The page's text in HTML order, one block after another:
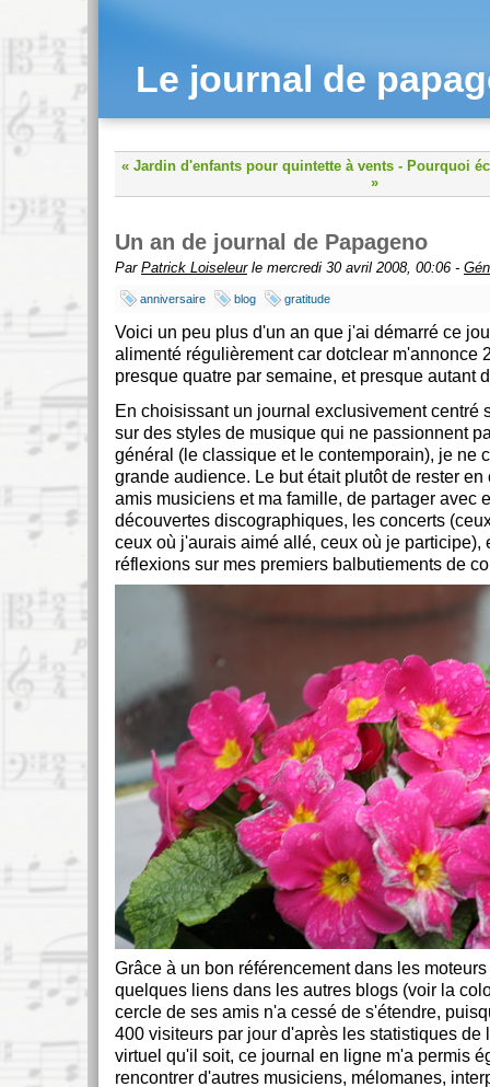
Le journal de
« Jardin d'enfants pour quintette à vents - Pourquoi
»
Un an de journal de Papageno
Par Patrick Loiseleurle mercredi 30 avril 2008, 00:06 -
anniversaire blog gratitude
Voici un peu plus d'un an que j'ai démarré ce
alimenté régulièrement car dotclear m'annonce
presque quatre par semaine, et presque autant
En choisissant un journal exclusivement centré
sur des styles de musique qui ne passionnent
général (le classique et le contemporain), je ne
grande audience. Le but était plutôt de rester en
amis musiciens et ma famille, de partager avec
découvertes discographiques, les concerts
ceux où j'aurais aimé allé, ceux où je participe),
réflexions sur mes premiers balbutiements de
Grâce à un bon référencement dans les
quelques liens dans les autres blogs (voir la
cercle de ses amis n'a cessé de s'étendre,
400 visiteurs par jour d'après les statistiques de
virtuel qu'il soit, ce journal en ligne m'a permis
rencontrer d'autres musiciens, mélomanes,